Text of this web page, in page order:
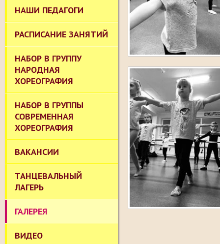
НАШИ ПЕДАГОГИ
РАСПИСАНИЕ ЗАНЯТИЙ
НАБОР В ГРУППУ
НАРОДНАЯ
ХОРЕОГРАФИЯ
НАБОР В ГРУППЫ
СОВРЕМЕННАЯ
ХОРЕОГРАФИЯ
ВАКАНСИИ
ТАНЦЕВАЛЬНЫЙ
ЛАГЕРЬ
ГАЛЕРЕЯ
ВИДЕО